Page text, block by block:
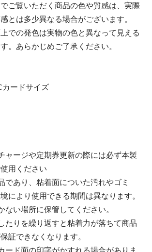
ご覧いただく商品の色や質感は、実際
とは多少異なる場合がございます。
での発色は実物の色と異なって見える
。あらかじめご了承ください。
ードサイズ
ャージや定期券更新の際には必ず本製
用ください
であり、粘着面についた汚れやゴミ
により使用できる期間は異なります。
ない場所に保管してください。
たりを繰り返すと粘着力が落ちて商品
証できなくなります。
ード面の印字がかすれる場合がありま